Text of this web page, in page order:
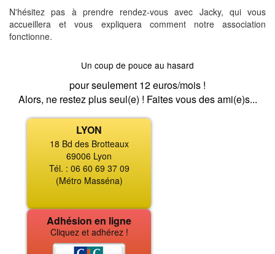
N'hésitez pas à prendre rendez-vous avec Jacky, qui vous
accueillera et vous expliquera comment notre association
fonctionne.
Un coup de pouce au hasard
pour seulement 12 euros/mois !
Alors, ne restez plus seul(e) ! Faites vous des ami(e)s...
LYON
18 Bd des Brotteaux
69006 Lyon
Tél. : 06 60 69 37 09
(Métro Masséna)
Adhésion en ligne
Cliquez et adhérez !